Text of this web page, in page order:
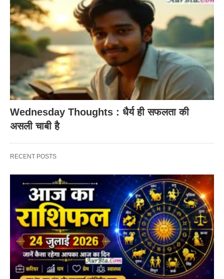
Wednesday Thoughts : धैर्य ही सफलता की
असली चाबी है
RECENT POSTS